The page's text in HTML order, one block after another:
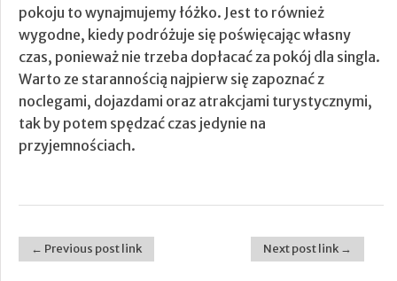
pokoju to wynajmujemy łóżko. Jest to również
wygodne, kiedy podróżuje się poświęcając własny
czas, ponieważ nie trzeba dopłacać za pokój dla singla.
Warto ze starannością najpierw się zapoznać z
noclegami, dojazdami oraz atrakcjami turystycznymi,
tak by potem spędzać czas jedynie na
przyjemnościach.
Post navigation
← Previous post link Next post link →